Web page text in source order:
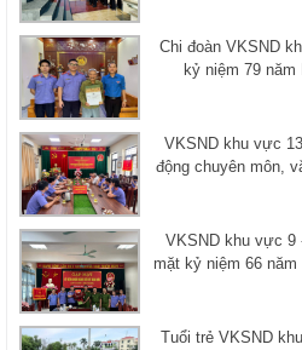
Chi đoàn VKSND
kỷ niệm 79
VKSND khu vực
động chuyên môn,
VKSND khu vực 9
mặt kỷ niệm 66
Tuổi trẻ VKSND